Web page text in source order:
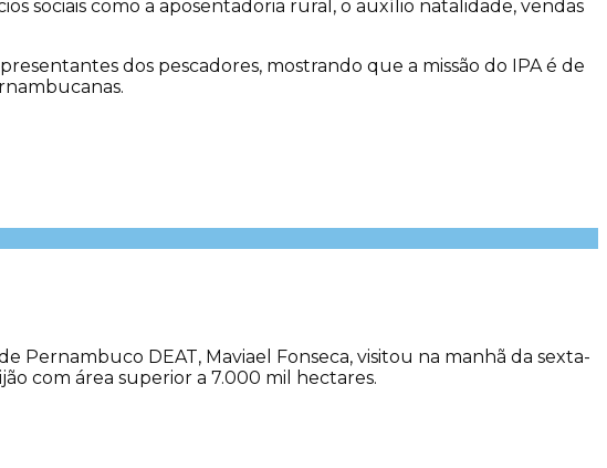
sociais como a aposentadoria rural, o auxílio natalidade, vendas
dos pescadores, mostrando que a missão do IPA é de
DEAT, Maviael Fonseca, visitou na manhã da sexta-
com área superior a 7.000 mil hectares.